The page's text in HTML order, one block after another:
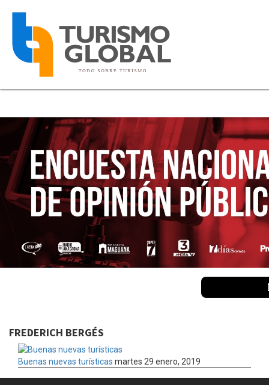
FREDERICH BERGÉS
Buenas nuevas turísticas martes 29 enero, 2019